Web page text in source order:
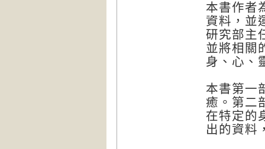
本書作者
資料，並
研究部主
並將相關
身、心、
本書第一
癒。第二
在特定的
出的資料